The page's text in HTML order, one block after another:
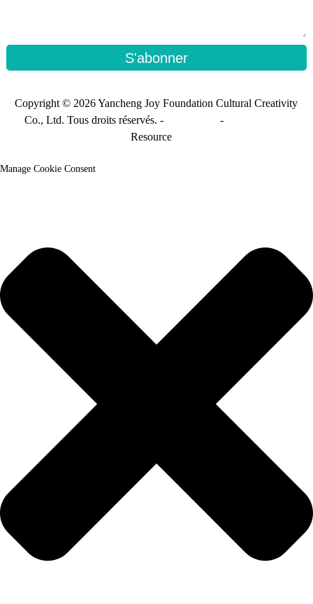
S'abonner
Copyright © 2026 Yancheng Joy Foundation Cultural Creativity
Co., Ltd. Tous droits réservés. -
-
Resource
Manage Cookie Consent